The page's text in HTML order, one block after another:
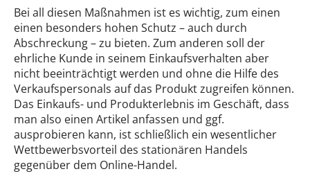
Bei all diesen Maßnahmen ist es wichtig, zum einen
einen besonders hohen Schutz – auch durch
Abschreckung – zu bieten. Zum anderen soll der
ehrliche Kunde in seinem Einkaufsverhalten aber
nicht beeinträchtigt werden und ohne die Hilfe des
Verkaufspersonals auf das Produkt zugreifen können.
Das Einkaufs- und Produkterlebnis im Geschäft, dass
man also einen Artikel anfassen und ggf.
ausprobieren kann, ist schließlich ein wesentlicher
Wettbewerbsvorteil des stationären Handels
gegenüber dem Online-Handel.